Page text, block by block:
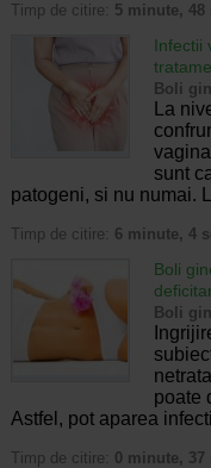
Timp de citire: 5 minute, 48
Infectii
Boli
La
sunt
patogeni, si nu numai.
Timp de citire: 6 minute, 4
Boli
Boli
poate
Astfel, pot aparea
Timp de citire: 0 minute, 37